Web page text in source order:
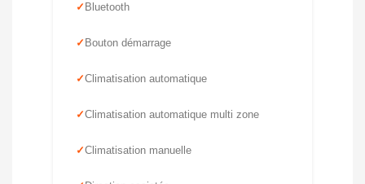
Bluetooth
Bouton démarrage
Climatisation automatique
Climatisation automatique multi zone
Climatisation manuelle